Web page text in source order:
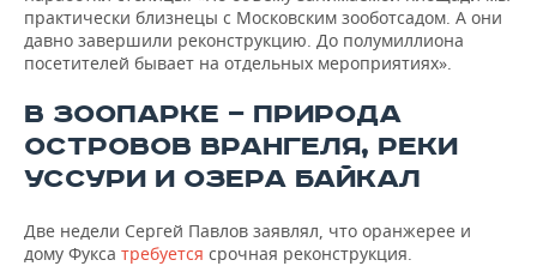
практически близнецы с Московским зооботсадом. А они
давно завершили реконструкцию. До полумиллиона
посетителей бывает на отдельных мероприятиях».
В ЗООПАРКЕ — ПРИРОДА
ОСТРОВОВ ВРАНГЕЛЯ, РЕКИ
УССУРИ И ОЗЕРА БАЙКАЛ
Две недели Сергей Павлов заявлял, что оранжерее и
дому Фукса требуется срочная реконструкция.